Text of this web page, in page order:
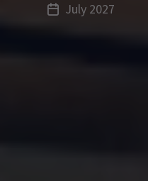
July 2027